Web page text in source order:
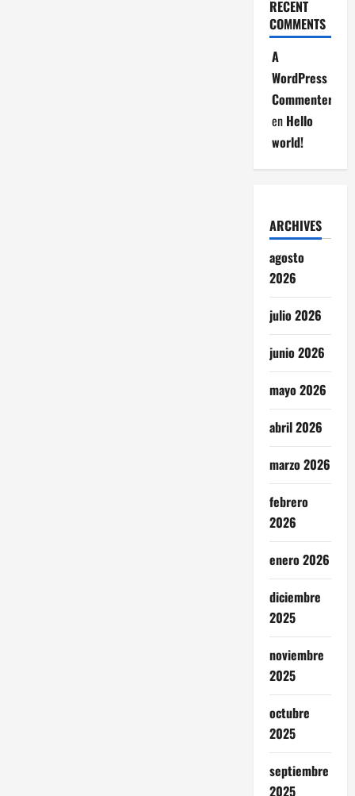
RECENT
COMMENTS
A
WordPress
Commenter
en Hello
world!
ARCHIVES
agosto
2026
julio 2026
junio 2026
mayo 2026
abril 2026
marzo 2026
febrero
2026
enero 2026
diciembre
2025
noviembre
2025
octubre
2025
septiembre
2025